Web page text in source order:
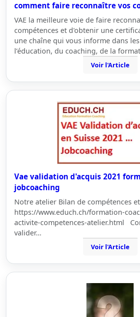
comment faire reconnaître vos
VAE la meilleure voie de faire
compétences et d'obtenir une
une chaîne qui vous informe dans
l’éducation, du coaching, de la
Voir l'Article
Vae validation d'acquis 2021
jobcoaching
Notre atelier Bilan de compétences
https://www.educh.ch/formation-
activite-competences-atelier.html
valider…
Voir l'Article